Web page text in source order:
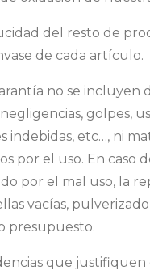
del resto de
de cada artículo.
no se incluyen
golpes,
indebidas, etc…, ni
por el uso. En caso
por el mal uso, la
vacías,
presupuesto.
que justifiquen